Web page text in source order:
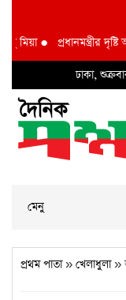
দৃষ্টি আকর্ষণ বি আই
ঢাকা,
মেনু
প্রথম পাতা» খেলাধুলা»